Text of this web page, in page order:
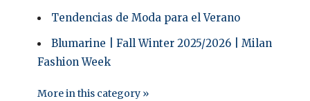
Tendencias de Moda para el Verano
Blumarine | Fall Winter 2025/2026 | Milan
Fashion Week
More in this category »